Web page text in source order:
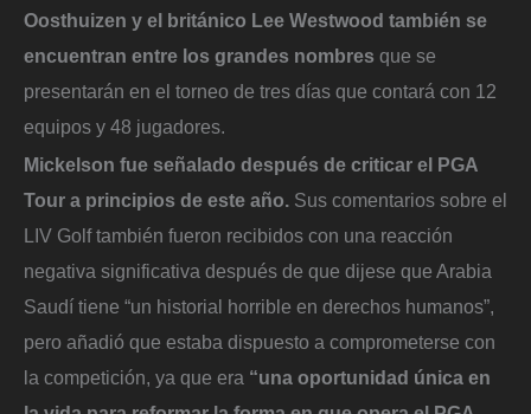
Oosthuizen y el británico Lee Westwood también se
encuentran entre los grandes nombres que se
presentarán en el torneo de tres días que contará con 12
equipos y 48 jugadores.
Mickelson fue señalado después de criticar el PGA
Tour a principios de este año. Sus comentarios sobre el
LIV Golf también fueron recibidos con una reacción
negativa significativa después de que dijese que Arabia
Saudí tiene “un historial horrible en derechos humanos”,
pero añadió que estaba dispuesto a comprometerse con
la competición, ya que era “una oportunidad única en